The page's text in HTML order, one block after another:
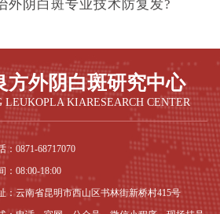
外阴白斑专业技术防复发?
方外阴白斑研究中心
LEUKOPLA KIARESEARCH CENTER
：0871-68717070
：08:00-18:00
：云南省昆明市西山区书林街新桥村415号